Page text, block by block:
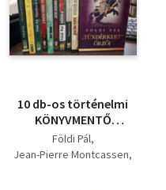
10 db-os történelmi
KÖNYVMENTŐ
AJÁNLAT: Végvári
vitézek, "Tündérkert"
Földi Pál
Jean-Pierre Montcassen